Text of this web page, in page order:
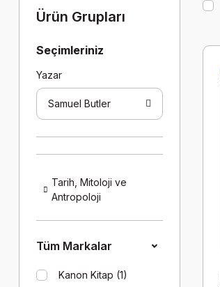
Ürün Grupları
Seçimleriniz
Yazar
Samuel Butler
Tarih, Mitoloji ve
Antropoloji
Tüm Markalar
Kanon Kitap (1)